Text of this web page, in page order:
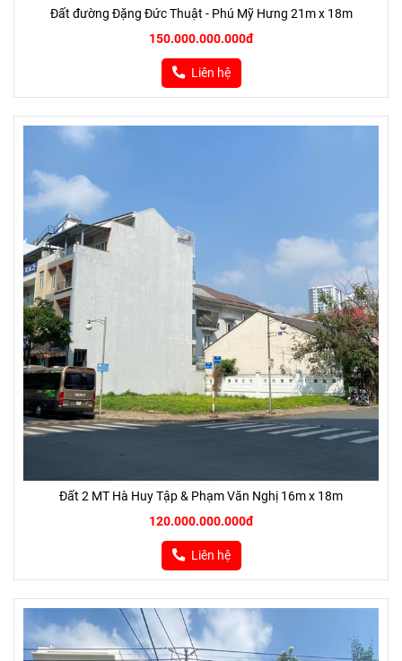
Đất đường Đặng Đức Thuật - Phú Mỹ Hưng 21m x 18m
150.000.000.000đ
Liên hệ
Đất 2 MT Hà Huy Tập & Phạm Văn Nghị 16m x 18m
120.000.000.000đ
Liên hệ